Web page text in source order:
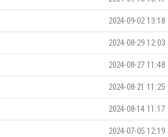
2024-09-02 13:18
2024-08-29 12:03
2024-08-27 11:48
2024-08-21 11:25
2024-08-14 11:17
2024-07-05 12:19